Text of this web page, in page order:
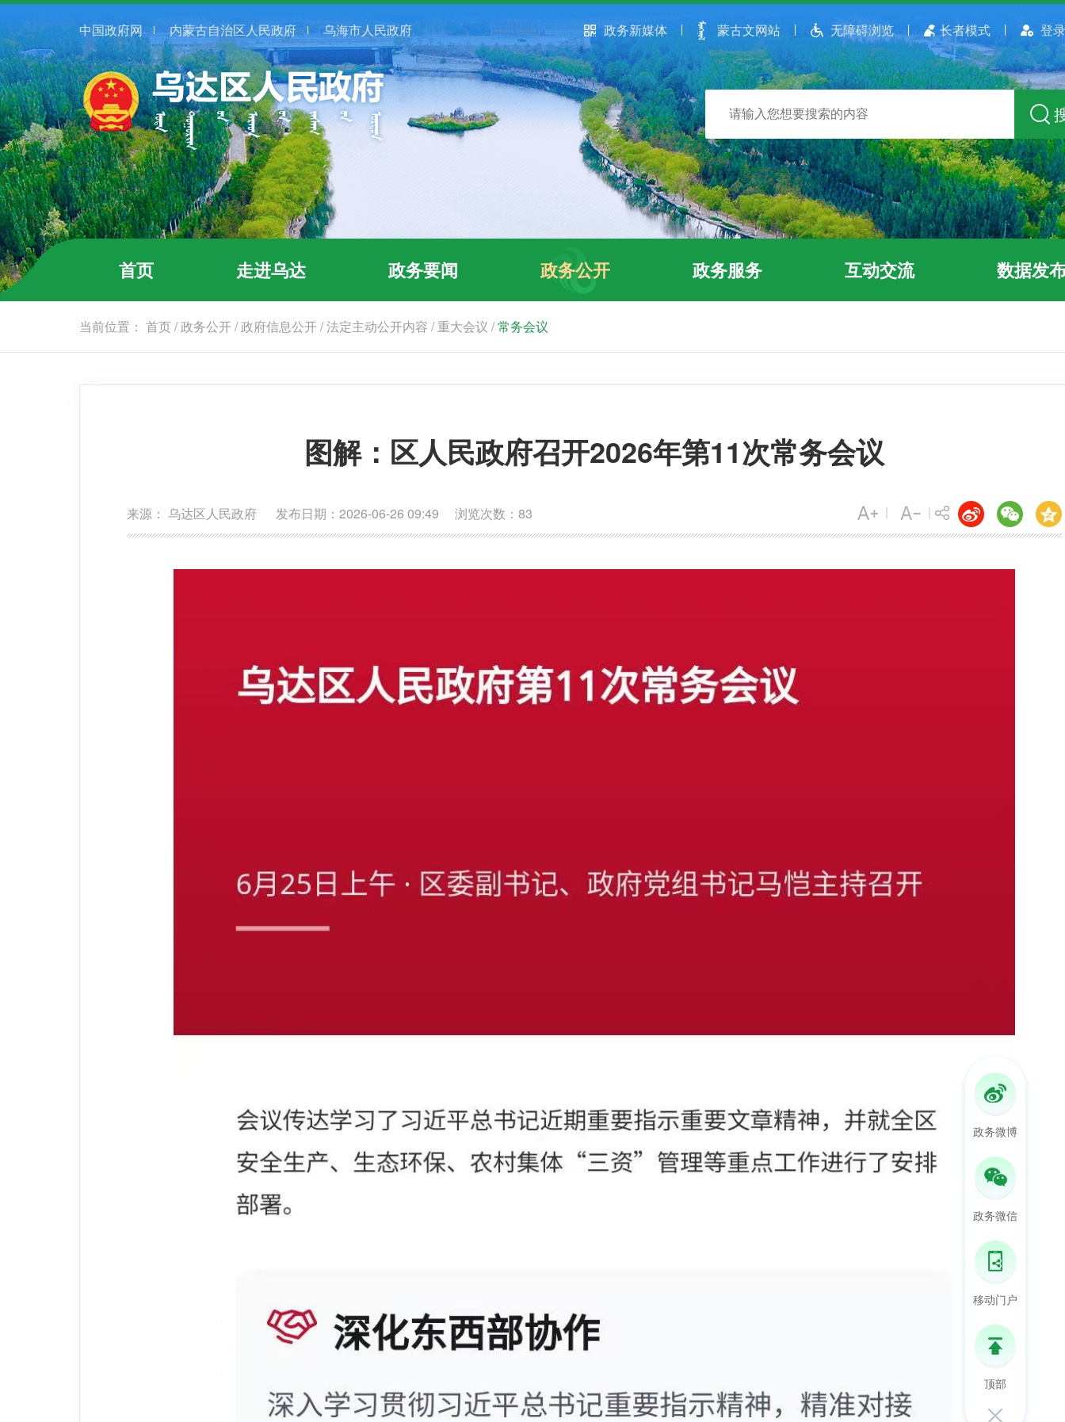
中国政府网 内蒙古自治区人民政府 乌海市人民政府 政务新媒体 蒙古文网站 无障碍浏览 长者模式 登
首页 走进乌达 政务要闻 政务公开 政务服务 互动交流 数据发
当前位置： 首页/政务公开 /政府信息公开 /法定主动公开内容 /重大会议 /常务会议
图解：区人民政府召开2026年第11次常务会议
来源： 乌达区人民政府 发布日期：2026-06-26 09:49 浏览次数： 83
政务微博
政务微信
移动门户
顶部